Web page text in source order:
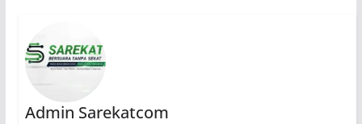
Admin Sarekatcom